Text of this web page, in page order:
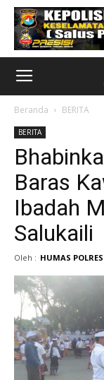
Beranda BERITA
BERITA
Baras
Ibadah
Salukaili
Oleh : HUMAS